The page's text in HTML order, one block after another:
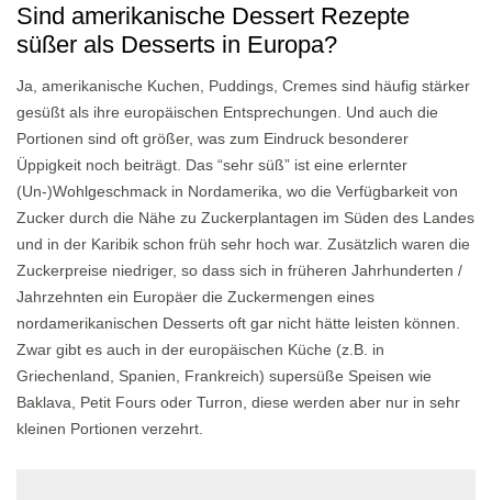
Sind amerikanische Dessert Rezepte
süßer als Desserts in Europa?
Ja, amerikanische Kuchen, Puddings, Cremes sind häufig stärker
gesüßt als ihre europäischen Entsprechungen. Und auch die
Portionen sind oft größer, was zum Eindruck besonderer
Üppigkeit noch beiträgt. Das “sehr süß” ist eine erlernter
(Un-)Wohlgeschmack in Nordamerika, wo die Verfügbarkeit von
Zucker durch die Nähe zu Zuckerplantagen im Süden des Landes
und in der Karibik schon früh sehr hoch war. Zusätzlich waren die
Zuckerpreise niedriger, so dass sich in früheren Jahrhunderten /
Jahrzehnten ein Europäer die Zuckermengen eines
nordamerikanischen Desserts oft gar nicht hätte leisten können.
Zwar gibt es auch in der europäischen Küche (z.B. in
Griechenland, Spanien, Frankreich) supersüße Speisen wie
Baklava, Petit Fours oder Turron, diese werden aber nur in sehr
kleinen Portionen verzehrt.